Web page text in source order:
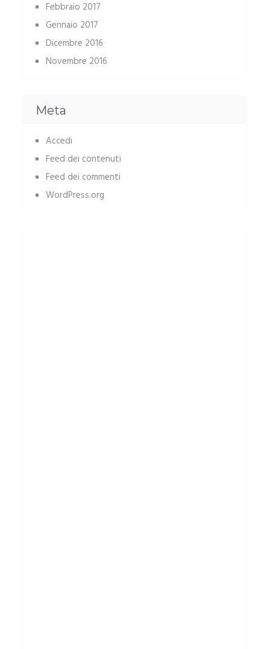
Febbraio 2017
Gennaio 2017
Dicembre 2016
Novembre 2016
Meta
Accedi
Feed dei contenuti
Feed dei commenti
WordPress.org